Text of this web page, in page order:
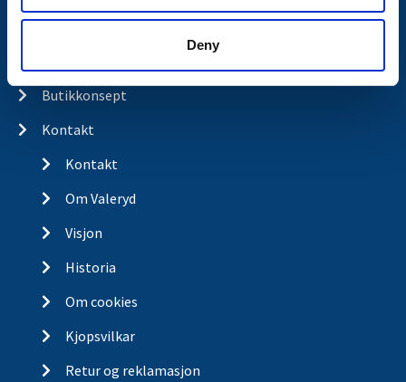
Deny
Produkter
Butikkonsept
Kontakt
Kontakt
Om Valeryd
Visjon
Historia
Om cookies
Kjopsvilkar
Retur og reklamasjon